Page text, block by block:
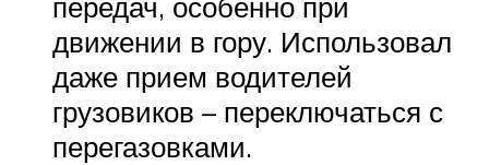
движении в гору. Использовал
даже прием водителей
грузовиков – переключаться с
перегазовками.